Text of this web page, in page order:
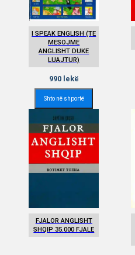
I SPEAK ENGLISH (TE
MESOJME
ANGLISHT DUKE
LUAJTUR)
990lekë
Shto në shportë
FJALOR ANGLISHT
SHQIP 35.000 FJALE